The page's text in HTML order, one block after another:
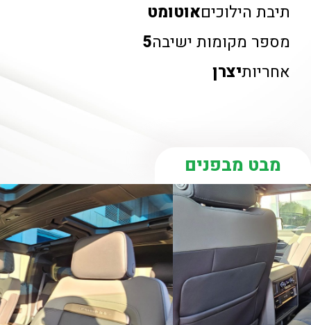
תיבת הילוכיםאוטומט
מספר מקומות ישיבה5
אחריותיצרן
מבט מבפנים